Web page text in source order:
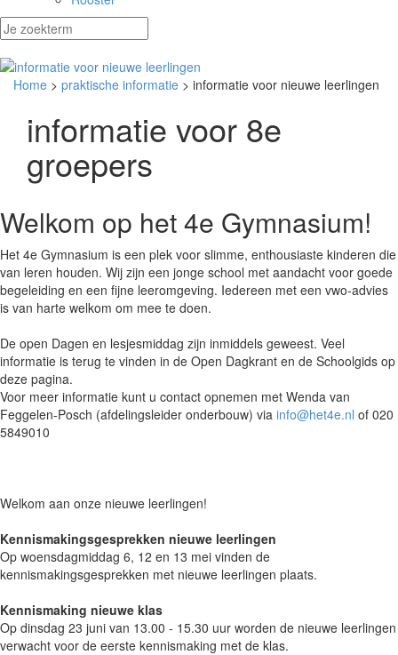
Home > praktische informatie > informatie voor nieuwe leerlingen
informatie voor 8e
groepers
Welkom op het 4e Gymnasium!
Het 4e Gymnasium is een plek voor slimme, enthousiaste kinderen die
van leren houden. Wij zijn een jonge school met aandacht voor goede
begeleiding en een fijne leeromgeving. Iedereen met een vwo-advies
is van harte welkom om mee te doen.
De open Dagen en lesjesmiddag zijn inmiddels geweest. Veel
informatie is terug te vinden in de Open Dagkrant en de Schoolgids op
deze pagina.
Voor meer informatie kunt u contact opnemen met Wenda van
Feggelen-Posch (afdelingsleider onderbouw) via info@het4e.nl of 020
5849010
Welkom aan onze nieuwe leerlingen!
Kennismakingsgesprekken nieuwe leerlingen
Op woensdagmiddag 6, 12 en 13 mei vinden de
kennismakingsgesprekken met nieuwe leerlingen plaats.
Kennismaking nieuwe klas
Op dinsdag 23 juni van 13.00 - 15.30 uur worden de nieuwe leerlingen
verwacht voor de eerste kennismaking met de klas.